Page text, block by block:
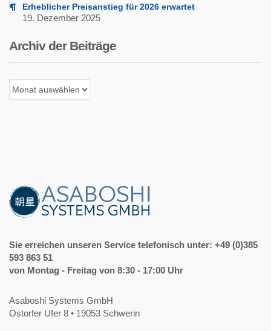
Erheblicher Preisanstieg für 2026 erwartet
19. Dezember 2025
Archiv der Beiträge
Archiv
der
Sie erreichen unseren Service telefonisch unter: +49 (0)385
593 863 51
von Montag - Freitag von 8:30 - 17:00 Uhr
Asaboshi Systems GmbH
Ostorfer Ufer 8 • 19053 Schwerin